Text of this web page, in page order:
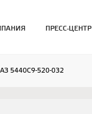
ПРЕСС-ЦЕНТР
5440С9-520-032